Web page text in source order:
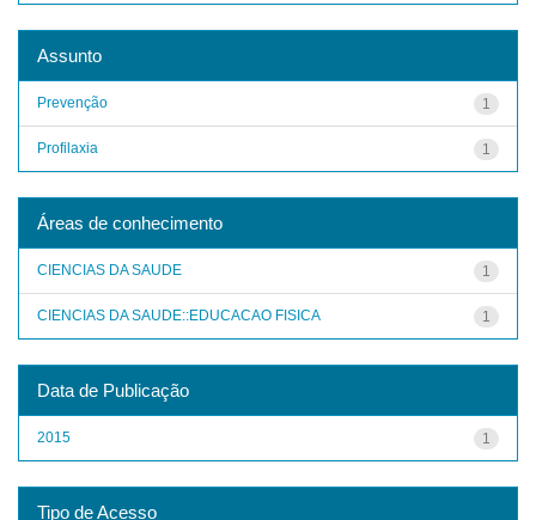
Assunto
1
Prevenção
1
Profilaxia
Áreas de conhecimento
1
CIENCIAS DA SAUDE
1
CIENCIAS DA SAUDE::EDUCACAO FISICA
Data de Publicação
1
2015
Tipo de Acesso